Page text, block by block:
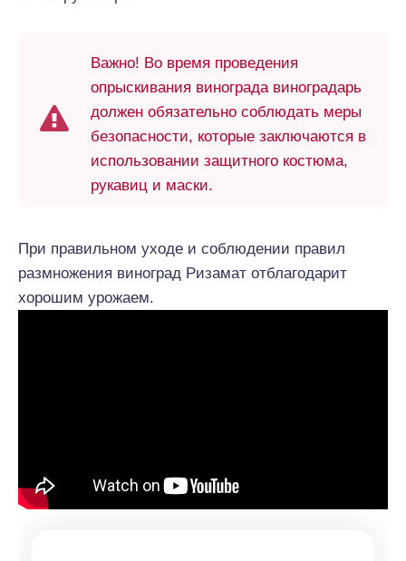
Важно! Во время проведения
опрыскивания винограда виноградарь
должен обязательно соблюдать меры
безопасности, которые заключаются в
использовании защитного костюма,
рукавиц и маски.
При правильном уходе и соблюдении правил
размножения виноград Ризамат отблагодарит
хорошим урожаем.